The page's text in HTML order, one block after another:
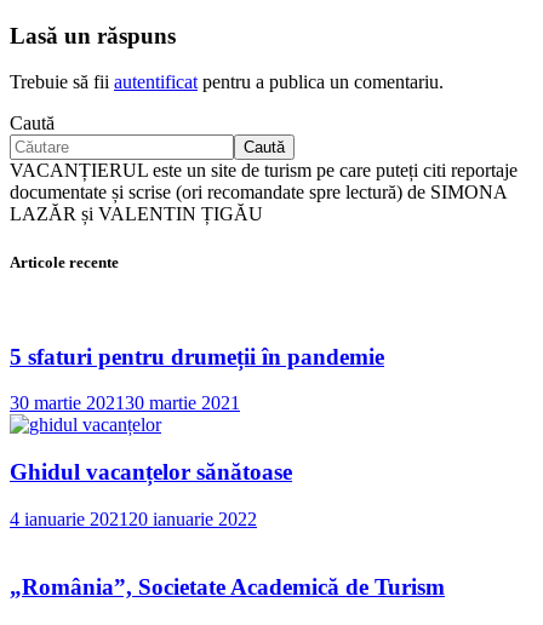
Lasă un răspuns
Trebuie să fii autentificatpentru a publica un comentariu.
Caută
Caută
VACANȚIERUL este un site de turism pe care puteți citi reportaje
documentate și scrise (ori recomandate spre lectură) de SIMONA
LAZĂR și VALENTIN ȚIGĂU
Articole recente
5 sfaturi pentru drumeții în pandemie
30 martie 202130 martie 2021
Ghidul vacanțelor sănătoase
4 ianuarie 2021 20 ianuarie 2022
„România”, Societate Academică de Turism